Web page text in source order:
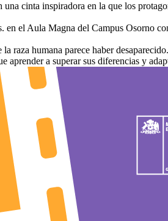
cinta inspiradora en la que los
en el Aula Magna del Campus Osorno
raza humana parece haber
aprender a superar sus diferencias y